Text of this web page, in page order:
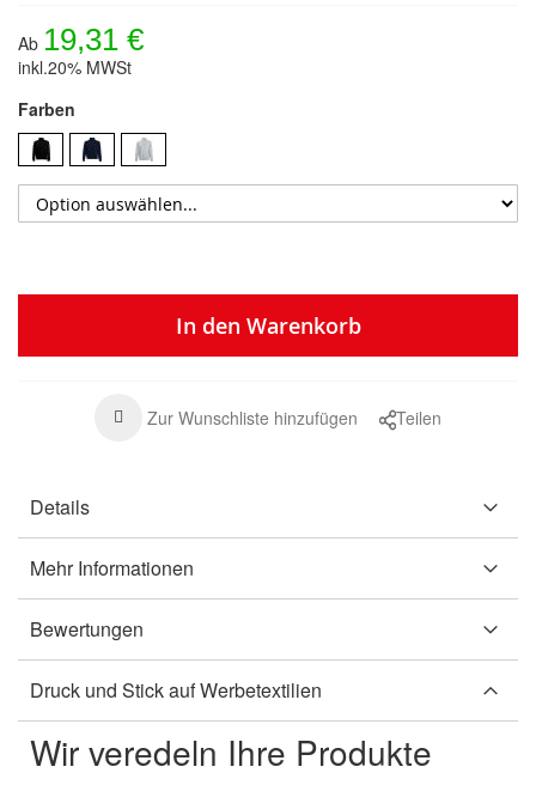
Ab 19,31 €
inkl.20% MWSt
Farben
In den Warenkorb
Zur Wunschliste hinzufügen Teilen
Details
Mehr Informationen
Bewertungen
Druck und Stick auf Werbetextilien
Wir veredeln Ihre Produkte